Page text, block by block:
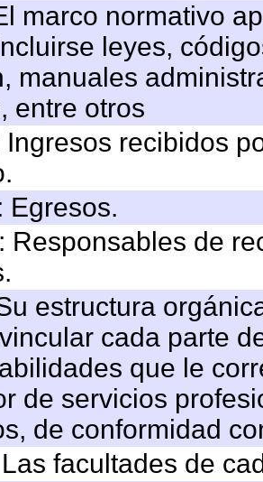
marco normativo
leyes,
manuales
entre otros
Ingresos recibidos
Egresos.
Responsables de
estructura
cada parte
que le
de servicios
de conformidad
facultades de